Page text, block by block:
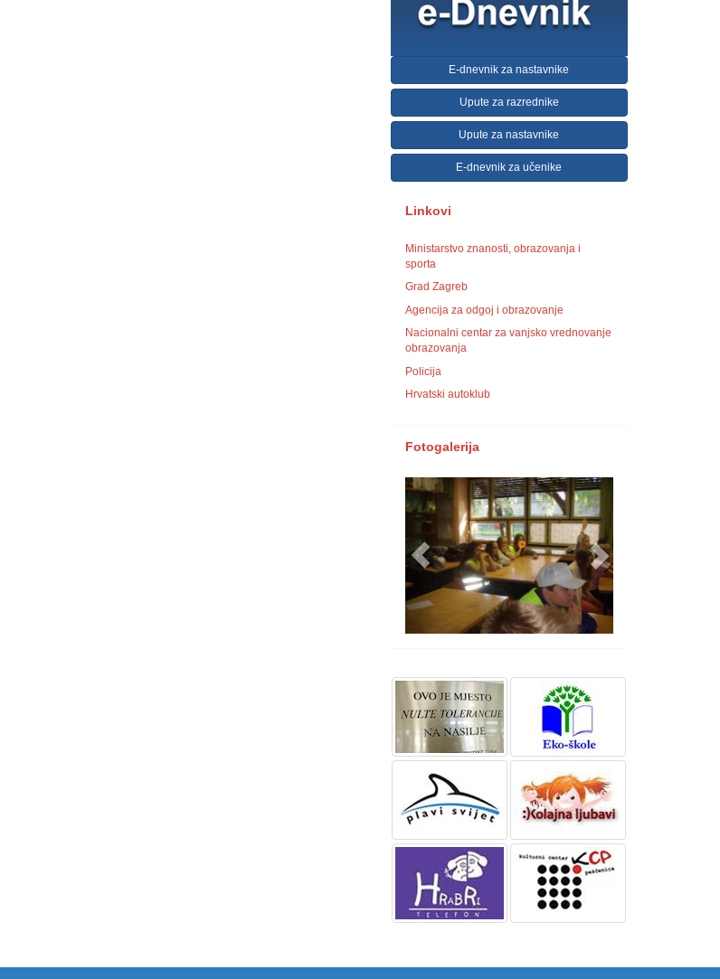
E-dnevnik za nastavnike
Upute za razrednike
Upute za nastavnike
E-dnevnik za učenike
Linkovi
Ministarstvo znanosti, obrazovanja i
sporta
Grad Zagreb
Agencija za odgoj i obrazovanje
Nacionalni centar za vanjsko vrednovanje
obrazovanja
Policija
Hrvatski autoklub
Fotogalerija